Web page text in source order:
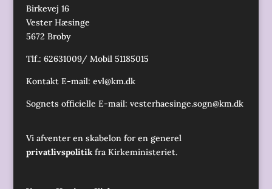
Birkevej 16
Vester Hæsinge
5672 Broby
Tlf.: 62631009/ Mobil 51185015
Kontakt E-mail: evl@km.dk
Sognets officielle E-mail: vesterhaesinge.sogn@km.dk
Vi afventer en skabelon for en generel
privatlivspolitikfra Kirkeministeriet.